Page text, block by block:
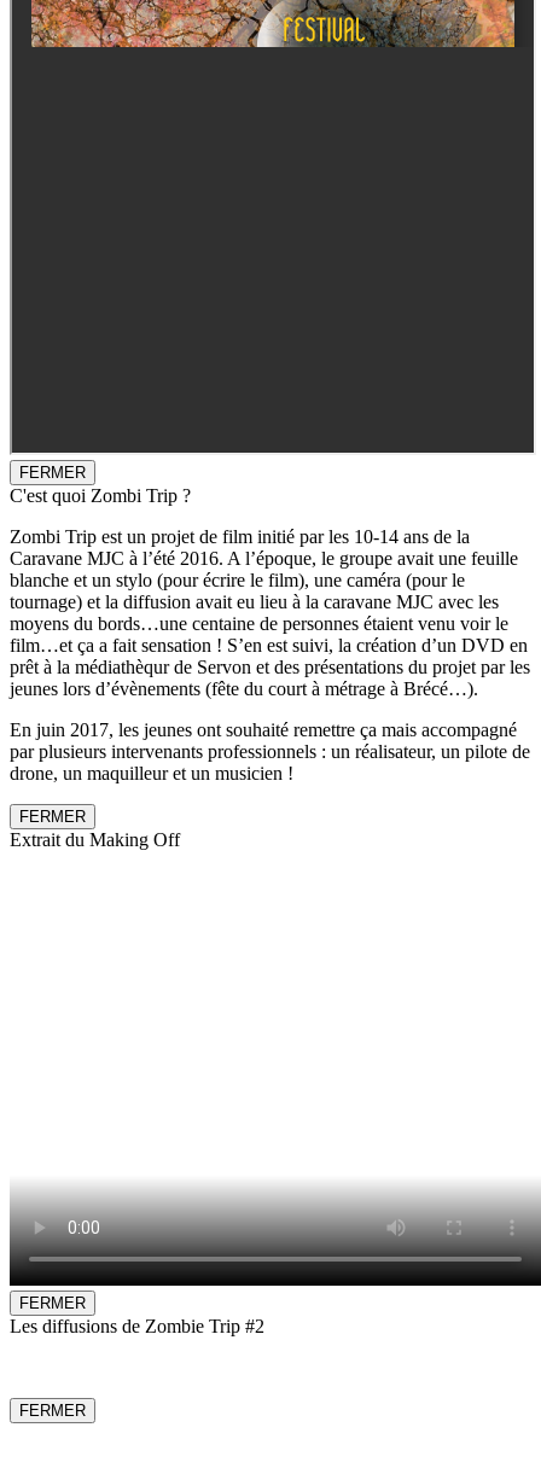
FERMER
C'est quoi Zombi Trip ?
Zombi Trip est un projet de film initié par les 10-14 ans de la
Caravane MJC à l’été 2016. A l’époque, le groupe avait une feuille
blanche et un stylo (pour écrire le film), une caméra (pour le
tournage) et la diffusion avait eu lieu à la caravane MJC avec les
moyens du bords…une centaine de personnes étaient venu voir le
film…et ça a fait sensation ! S’en est suivi, la création d’un DVD en
prêt à la médiathèqur de Servon et des présentations du projet par les
jeunes lors d’évènements (fête du court à métrage à Brécé…).
En juin 2017, les jeunes ont souhaité remettre ça mais accompagné
par plusieurs intervenants professionnels : un réalisateur, un pilote de
drone, un maquilleur et un musicien !
FERMER
Extrait du Making Off
FERMER
Les diffusions de Zombie Trip #2
FERMER